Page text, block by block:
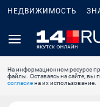
НЕДВИЖИМОСТЬ
На информационном ресурсе
файлы. Оставаясь на сайте, вы
согласиена их использование.